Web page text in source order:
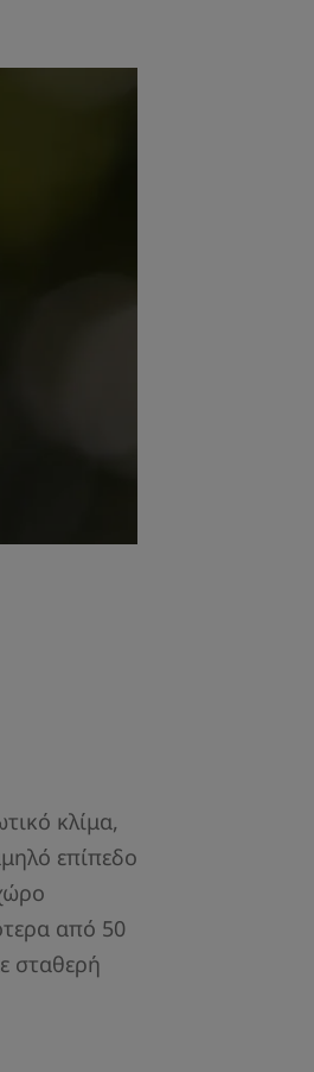
κλίμα,
επίπεδο
από 50
σταθερή